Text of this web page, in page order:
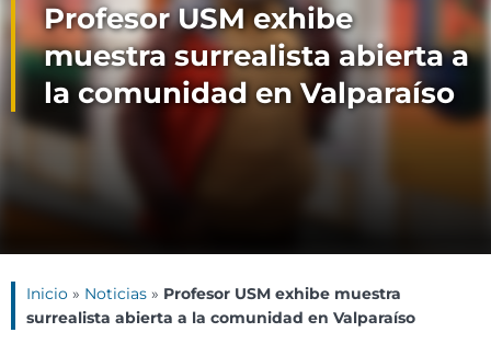
Profesor USM exhibe
muestra surrealista abierta a
la comunidad en Valparaíso
Inicio » Noticias » Profesor USM exhibe muestra
surrealista abierta a la comunidad en Valparaíso